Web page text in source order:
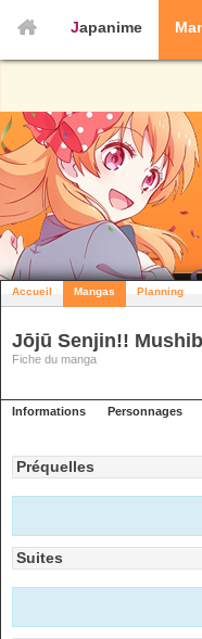
Japanime
Accueil Mangas Planning
Jōjū Senjin!!
Fiche du manga
Informations Personnages
Préquelles
Suites